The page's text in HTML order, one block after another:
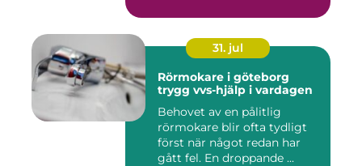
31. jul
Rörmokare i göteborg
trygg vvs-hjälp i vardagen
Behovet av en pålitlig
rörmokare blir ofta tydligt
först när något redan har
gått fel. En droppande ...